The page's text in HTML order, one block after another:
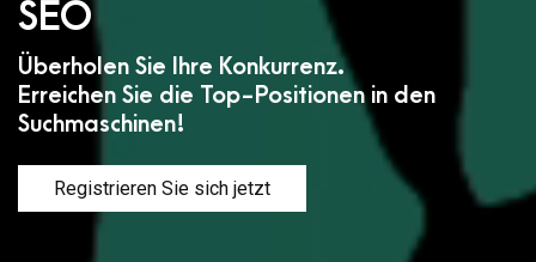
SEO
Überholen Sie Ihre Konkurrenz.
Erreichen Sie die Top-Positionen in den
Suchmaschinen!
Registrieren Sie sich jetzt